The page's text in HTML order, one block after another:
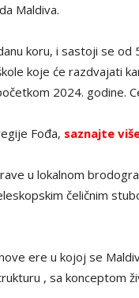
Maldiva.
koru, i sastoji se
koje će razdvajati
2024. godine.
Fođa, saznajte
u lokalnom
čeličnim
ere u kojoj se
, sa konceptom